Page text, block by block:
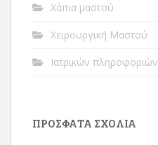
Χάπια μαστού
Χειρουργική Μαστού
Ιατρικών πληροφοριών
ΠΡΌΣΦΑΤΑ ΣΧΌΛΙΑ